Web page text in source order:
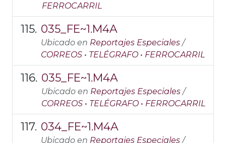
FERROCARRIL
035_FE~1.M4A
Ubicado en Reportajes Especiales /
CORREOS • TELÉGRAFO • FERROCARRIL
035_FE~1.M4A
Ubicado en Reportajes Especiales /
CORREOS • TELÉGRAFO • FERROCARRIL
034_FE~1.M4A
Ubicado en Reportajes Especiales /